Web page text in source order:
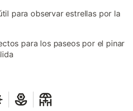
para observar estrellas por la
para los paseos por el pinar